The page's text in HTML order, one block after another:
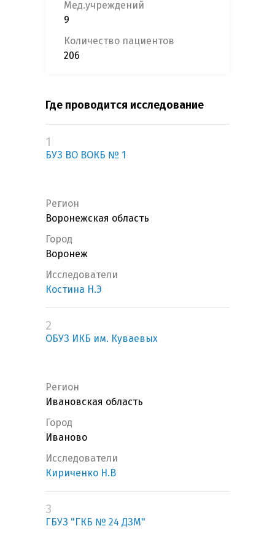
Мед.учреждений
9
Количество пациентов
206
Где проводится исследование
1
БУЗ ВО ВОКБ № 1
Регион
Воронежская область
Город
Воронеж
Исследователи
Костина Н.Э
2
ОБУЗ ИКБ им. Куваевых
Регион
Ивановская область
Город
Иваново
Исследователи
Кириченко Н.В
3
ГБУЗ "ГКБ № 24 ДЗМ"